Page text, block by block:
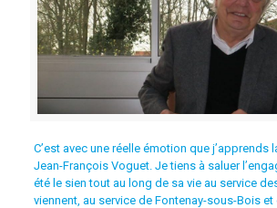
C’est avec une réelle émotion que j’apprends
Jean-François Voguet. Je tiens à saluer
été le sien tout au long de sa vie au service
viennent, au service de Fontenay-sous-Bois et